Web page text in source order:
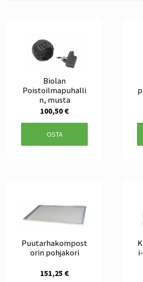
Biolan
Poistoilmapuhalli
n, musta
100,50 €
OSTA
Puutarhakompost
orin pohjakori
151,25 €